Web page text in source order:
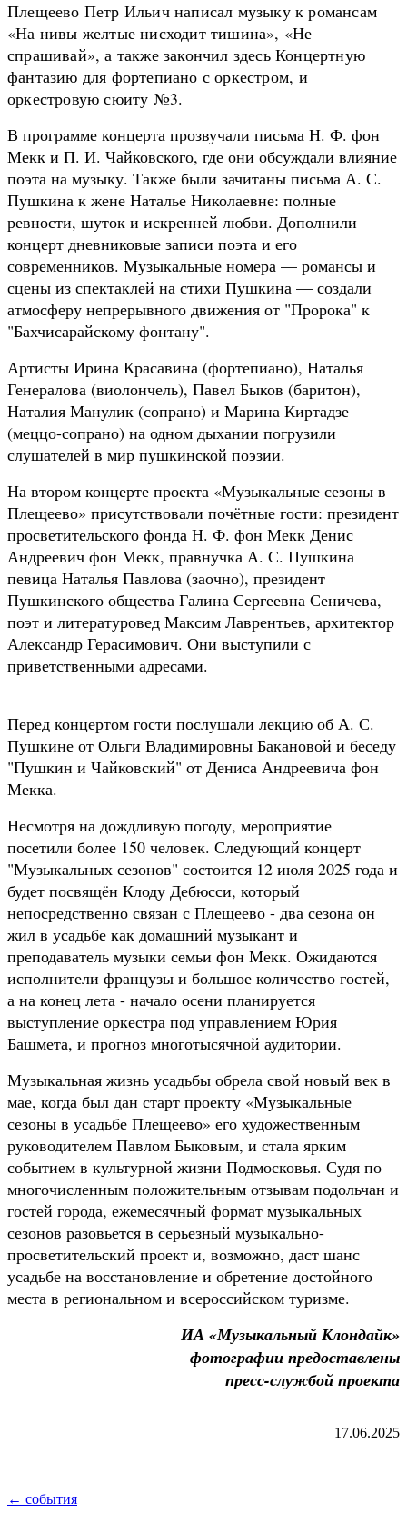
Плещеево Петр Ильич написал музыку к романсам
«На нивы желтые нисходит тишина», «Не
спрашивай», а также закончил здесь Концертную
фантазию для фортепиано с оркестром,и
оркестровую сюиту №3.
В программе концерта прозвучали письма Н. Ф. фон
Мекк и П. И. Чайковского, где они обсуждали влияние
поэта на музыку. Также были зачитаны письма А. С.
Пушкина к жене Наталье Николаевне: полные
ревности, шуток и искренней любви. Дополнили
концерт дневниковые записи поэта и его
современников. Музыкальные номера — романсы и
сцены из спектаклей на стихи Пушкина — создали
атмосферу непрерывного движения от "Пророка" к
"Бахчисарайскому фонтану".
Артисты Ирина Красавина (фортепиано), Наталья
Генералова (виолончель), Павел Быков (баритон),
Наталия Манулик (сопрано) и Марина Киртадзе
(меццо-сопрано) на одном дыхании погрузили
слушателей в мир пушкинской поэзии.
На втором концерте проекта «Музыкальные сезоны в
Плещеево» присутствовали почётные гости: президент
просветительского фонда Н. Ф. фон Мекк Денис
Андреевич фон Мекк, правнучка А. С. Пушкина
певица Наталья Павлова (заочно), президент
Пушкинского общества Галина Сергеевна Сеничева,
поэт и литературовед Максим Лаврентьев, архитектор
Александр Герасимович. Они выступили с
приветственными адресами.
Перед концертом гости послушали лекцию об А. С.
Пушкине от Ольги Владимировны Бакановой и беседу
"Пушкин и Чайковский" от Дениса Андреевича фон
Мекка.
Несмотря на дождливую погоду, мероприятие
посетили более 150 человек. Следующий концерт
"Музыкальных сезонов" состоится 12 июля 2025 года и
будет посвящён Клоду Дебюсси, который
непосредственно связан с Плещеево - два сезона он
жил в усадьбе как домашний музыкант и
преподаватель музыки семьи фон Мекк. Ожидаются
исполнители французы и большое количество гостей,
а на конец лета - начало осени планируется
выступление оркестра под управлением Юрия
Башмета, и прогноз многотысячной аудитории.
Музыкальная жизнь усадьбы обрела свой новый век в
мае, когда был дан старт проекту «Музыкальные
сезоны в усадьбе Плещеево» его художественным
руководителем Павлом Быковым, и стала ярким
событием в культурной жизни Подмосковья. Судя по
многочисленным положительным отзывам подольчан и
гостей города, ежемесячный формат музыкальных
сезонов разовьется в серьезный музыкально-
просветительский проект и, возможно, даст шанс
усадьбе на восстановление и обретение достойного
места в региональном и всероссийском туризме.
ИА «Музыкальный Клондайк»
фотографии предоставлены
пресс-службой проекта
17.06.2025
← события